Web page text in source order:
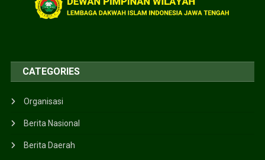
CATEGORIES
Organisasi
Berita Nasional
Berita Daerah